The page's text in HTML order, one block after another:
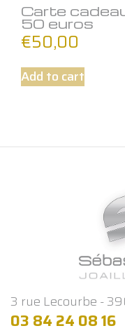
Carte
50 euros
€50,00
Add to cart
3 rue Lecourbe -
03 84 24 08 16